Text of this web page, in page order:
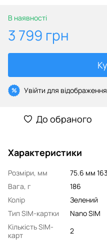
В наявності
3 799 грн
% Увійти для
До обраного
Характеристики
Розміри, мм
75.6 мм
Вага, г
186
Колір
Зелений
Тип SIM-картки
Nano SIM
Кількість SIM-
карт
2